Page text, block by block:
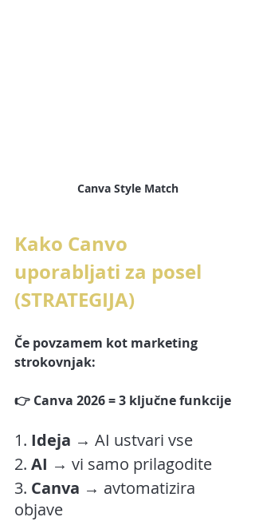
Canva Style Match
Kako Canvo
uporabljati za posel
(STRATEGIJA)
Če povzamem kot marketing
strokovnjak:
👉 Canva 2026 = 3 ključne funkcije
1. Ideja → AI ustvari vse
2. AI → vi samo prilagodite
3. Canva → avtomatizira
objave